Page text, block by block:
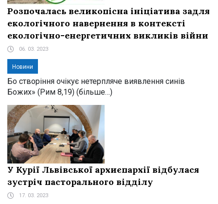
Розпочалась великопісна ініціатива задля
екологічного навернення в контексті
екологічно-енергетичних викликів війни
06. 03. 2023
Новини
Бо створіння очікує нетерпляче виявлення синів
Божих» (Рим 8,19) (більше…)
У Курії Львівської архиєпархії відбулася
зустріч пасторального відділу
17. 03. 2023